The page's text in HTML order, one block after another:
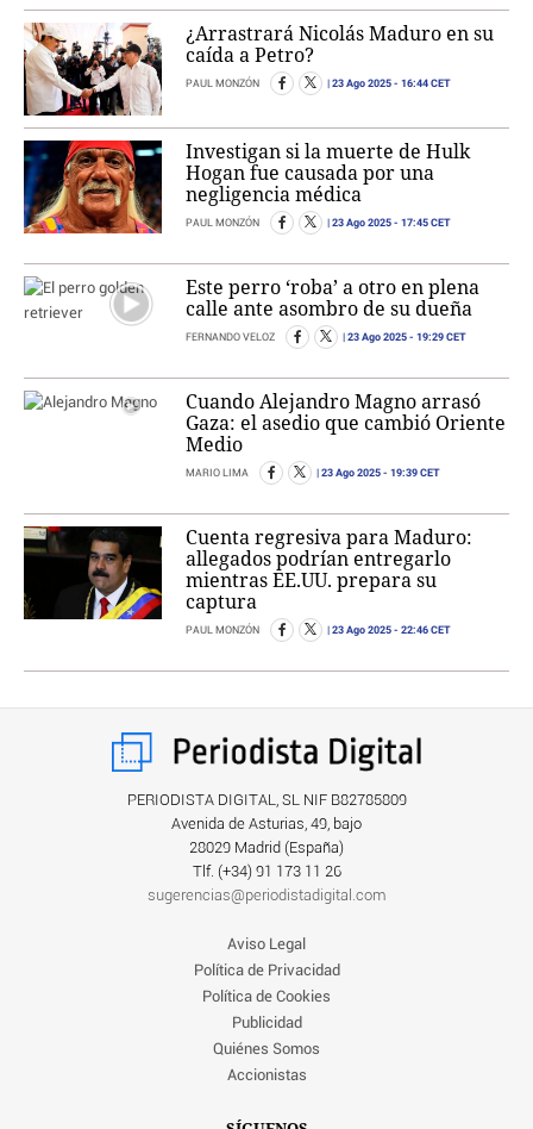
¿Arrastrará Nicolás Maduro en su
caída a Petro?
PAUL MONZÓN 23 Ago 2025 - 16:44 CET
Investigan si la muerte de Hulk
Hogan fue causada por una
negligencia médica
PAUL MONZÓN 23 Ago 2025 - 17:45 CET
Este perro ‘roba’ a otro en plena
calle ante asombro de su dueña
FERNANDO VELOZ 23 Ago 2025 - 19:29 CET
Cuando Alejandro Magno arrasó
Gaza: el asedio que cambió Oriente
Medio
MARIO LIMA 23 Ago 2025 - 19:39 CET
Cuenta regresiva para Maduro:
allegados podrían entregarlo
mientras EE.UU. prepara su
captura
PAUL MONZÓN 23 Ago 2025 - 22:46 CET
PERIODISTA DIGITAL, SL NIF B82785809
Avenida de Asturias, 49, bajo
28029 Madrid (España)
Tlf. (+34) ‎91 173 11 26
sugerencias@periodistadigital.com
Aviso Legal
Política de Privacidad
Política de Cookies
Publicidad
Quiénes Somos
Accionistas